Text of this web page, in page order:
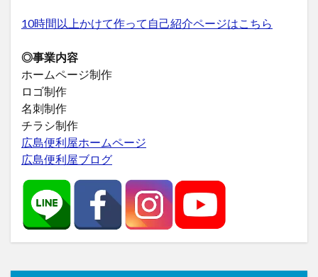
10時間以上かけて作って自己紹介ページはこちら
◎事業内容
ホームページ制作
ロゴ制作
名刺制作
チラシ制作
広島便利屋ホームページ
広島便利屋ブログ